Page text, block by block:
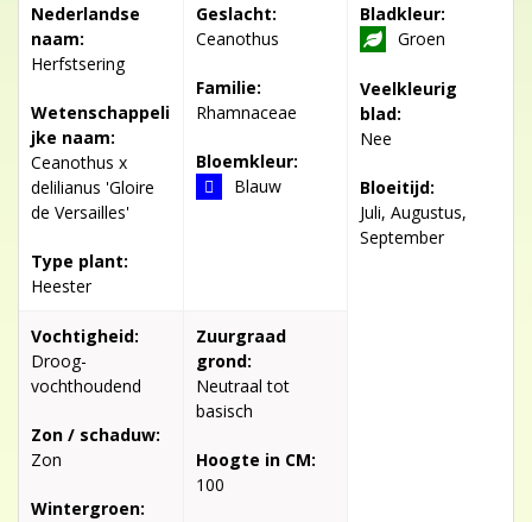
Nederlandse
naam:
Herfstsering
Wetenschappeli
jke naam:
Ceanothus x
delilianus 'Gloire
de Versailles'
Type plant:
Heester
Geslacht:
Ceanothus
Familie:
Rhamnaceae
Bloemkleur:
Blauw
Bladkleur:
Groen
Veelkleurig
blad:
Nee
Bloeitijd:
Juli, Augustus,
September
Vochtigheid:
Droog-
vochthoudend
Zon / schaduw:
Zon
Wintergroen:
Zuurgraad
grond:
Neutraal tot
basisch
Hoogte in CM:
100